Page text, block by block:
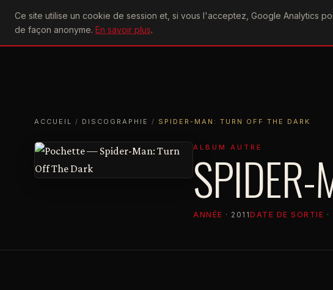
Ce site utilise un cookie de session et, si vous l'acceptez, Google Analytics
de façon anonyme. En savoir plus.
U2achtung
ACCUEIL
ACTU CONCERTS DISCOGRAPHIE
ACCUEIL / DISCOGRAPHIE / SPIDER-MAN: TURN OFF THE DARK
ALBUM AUTRE
SPIDER-
ANNÉE · 2011DATE DE SORTIE